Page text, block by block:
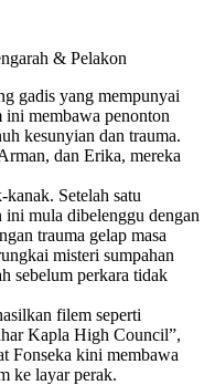
& Pelakon
gadis yang mempunyai
membawa penonton
kesunyian dan trauma.
dan Erika, mereka
Setelah satu
ini mula dibelenggu dengan
trauma gelap masa
misteri sumpahan
sebelum perkara tidak
filem seperti
Kapla High Council”,
Fonseka kini membawa
ke layar perak.